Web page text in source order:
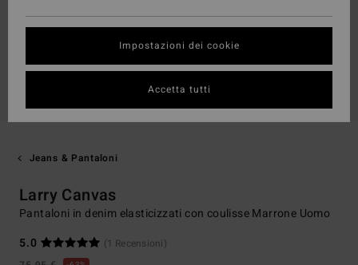
Jeans & Pantaloni
Larry Canvas
Pantaloni in denim elasticizzati con coulisse Marrone Uomo
5.0
(1 Recensioni)
Impostazioni dei cookie
Accetta tutti